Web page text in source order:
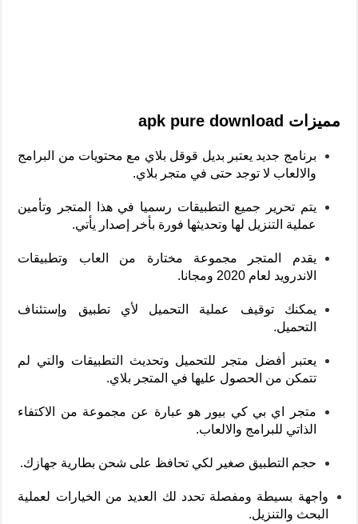
مميزات apk pure download
برنامج جديد يعتبر بديل قوقل بلاي مع محتويات من البرامج
والالعاب لا توجد حتى في متجر بلاي.
يتم تحرير جميع التطبيقات رسميا في هذا المتجر وتأمين
عملية التنزيل لها وتحديثها فورة بأخر إصدار يأتي.
يقدم المتجر مجموعة مختارة من العاب وتطبيقات
الاندرويد لعام 2020 ومجانا.
يمكنك توقيف عملية التحميل لأي تطبيق وإستئناف
التحميل.
يعتبر أفضل متجر للتحميل وتحديث التطبيقات والتي لم
تتمكن من الحصول عليها في المتجر بلاي.
متجر اي بي كي بيور هو عبارة عن مجموعة من الاكتفاء
الذاتي للبرامج والالعاب.
حجم التطبيق صغير لكي تحافظ على شحن بطارية جهازك.
واجهة بسيطة ومفصلة تحدد لك العديد من الخيارات لعملية
البحث والتنزيل.